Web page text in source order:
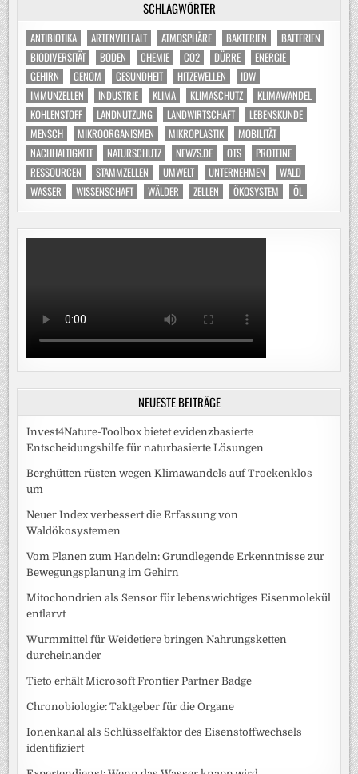
SCHLAGWÖRTER
ANTIBIOTIKA ARTENVIELFALT ATMOSPHÄRE BAKTERIEN
BATTERIEN
BIODIVERSITÄT
BODEN CHEMIE CO2 DÜRRE
ENERGIE
GEHIRN
GENOM GESUNDHEIT HITZEWELLEN
IDW
IMMUNZELLEN
INDUSTRIE KLIMA KLIMASCHUTZ
KLIMAWANDEL
KOHLENSTOFF
LANDNUTZUNG LANDWIRTSCHAFT
LEBENSKUNDE
MENSCH
MIKROORGANISMEN MIKROPLASTIK
MOBILITÄT
NACHHALTIGKEIT
NATURSCHUTZ NEWZS.DE OTS
PROTEINE
RESSOURCEN
STAMMZELLEN UMWELT UNTERNEHMEN
WALD
WASSER
WISSENSCHAFT WÄLDER ZELLEN ÖKOSYSTEM ÖL
NEUESTE BEITRÄGE
Invest4Nature-Toolbox bietet evidenzbasierte
Entscheidungshilfe für naturbasierte Lösungen
Berghütten rüsten wegen Klimawandels auf Trockenklos
um
Neuer Index verbessert die Erfassung von
Waldökosystemen
Vom Planen zum Handeln: Grundlegende Erkenntnisse zur
Bewegungsplanung im Gehirn
Mitochondrien als Sensor für lebenswichtiges Eisenmolekül
entlarvt
Wurmmittel für Weidetiere bringen Nahrungsketten
durcheinander
Tieto erhält Microsoft Frontier Partner Badge
Chronobiologie: Taktgeber für die Organe
Ionenkanal als Schlüsselfaktor des Eisenstoffwechsels
identifiziert